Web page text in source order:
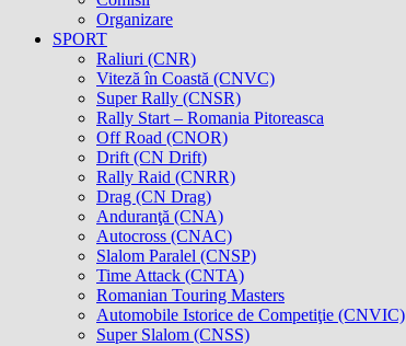
Organizare
SPORT
Raliuri (CNR)
Viteză în Coastă (CNVC)
Super Rally (CNSR)
Rally Start – Romania Pitoreasca
Off Road (CNOR)
Drift (CN Drift)
Rally Raid (CNRR)
Drag (CN Drag)
Anduranţă (CNA)
Autocross (CNAC)
Slalom Paralel (CNSP)
Time Attack (CNTA)
Romanian Touring Masters
Automobile Istorice de Competiţie (CNVIC)
Super Slalom (CNSS)